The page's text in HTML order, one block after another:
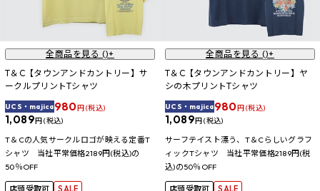
全商品を見る ()+
T＆C【タウンアンドカントリー】サ
ークルプリントTシャツ
UCS・majica980円 (税込)
1,089円 (税込)
T＆Cの人気サークルロゴが映える定番T
シャツ 当社平常価格2189円(税込)の
50％OFF
店頭受取可 SALE
全商品を見る ()+
T＆C【タウンアンドカントリー】ヤ
シの木プリントTシャツ
UCS・majica980円 (税込)
1,089円 (税込)
サーフテイスト漂う、T＆Cらしいグラフ
ィックTシャツ 当社平常価格2189円(税
込)の50％OFF
店頭受取可 SALE